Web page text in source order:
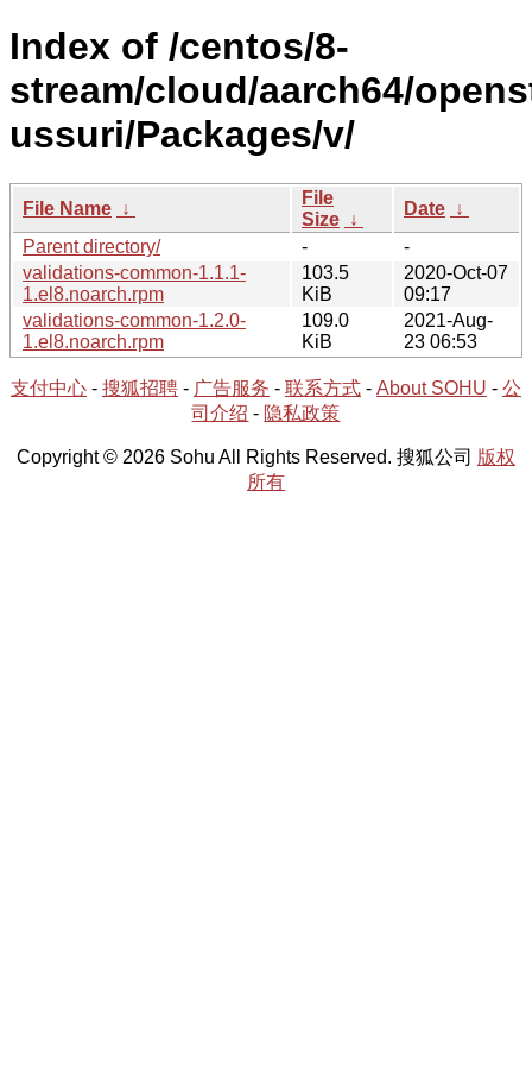
Index of /centos/8-
stream/cloud/aarch64/
ussuri/Packages/v/
File Name ↓
File
Size ↓
Date ↓
Parent directory/
-
-
validations-common-1.1.1-
1.el8.noarch.rpm
103.5
KiB
2020-Oct-07
09:17
validations-common-1.2.0-
1.el8.noarch.rpm
109.0
KiB
2021-Aug-
23 06:53
支付中心 - 搜狐招聘 - 广告服务 - 联系方式 - About SOHU - 公
司介绍 - 隐私政策
Copyright © 2026 Sohu All Rights Reserved. 搜狐公司 版权
所有